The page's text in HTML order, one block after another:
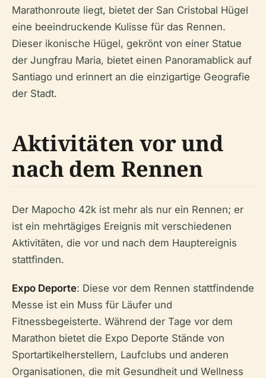
Marathonroute liegt, bietet der San Cristobal Hügel
eine beeindruckende Kulisse für das Rennen.
Dieser ikonische Hügel, gekrönt von einer Statue
der Jungfrau Maria, bietet einen Panoramablick auf
Santiago und erinnert an die einzigartige Geografie
der Stadt.
Aktivitäten vor und
nach dem Rennen
Der Mapocho 42k ist mehr als nur ein Rennen; er
ist ein mehrtägiges Ereignis mit verschiedenen
Aktivitäten, die vor und nach dem Hauptereignis
stattfinden.
Expo Deporte: Diese vor dem Rennen stattfindende
Messe ist ein Muss für Läufer und
Fitnessbegeisterte. Während der Tage vor dem
Marathon bietet die Expo Deporte Stände von
Sportartikelherstellern, Laufclubs und anderen
Organisationen, die mit Gesundheit und Wellness